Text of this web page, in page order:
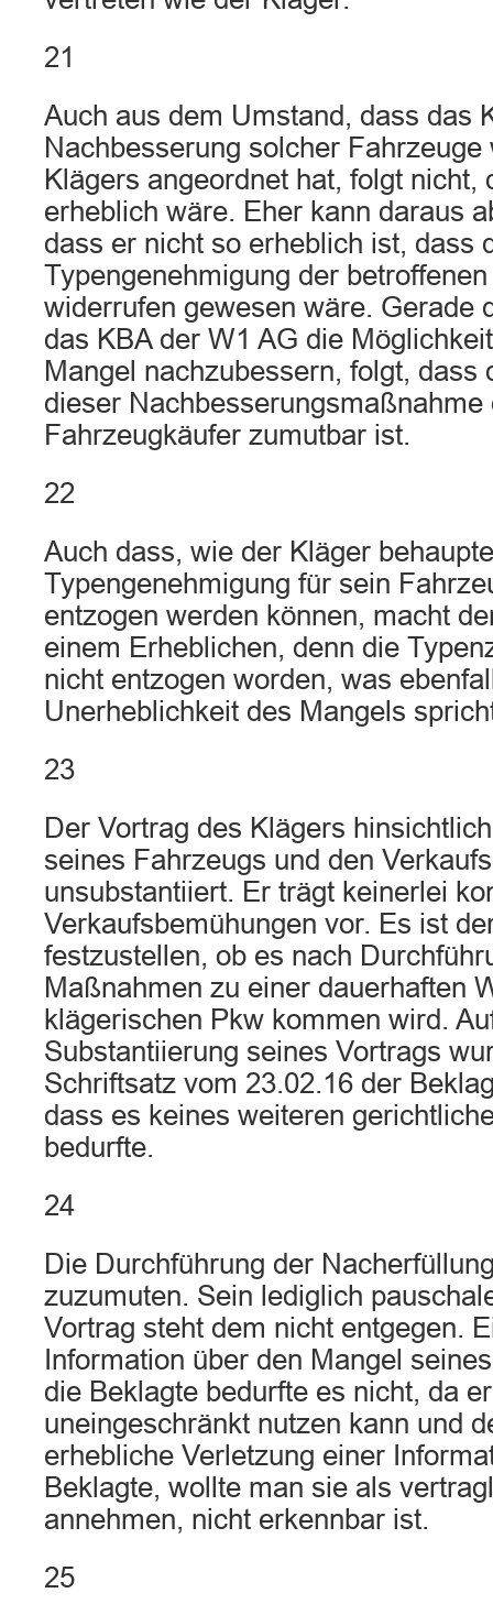
21
Auch aus dem Umstand, dass das
Nachbesserung solcher Fahrzeuge
Klägers angeordnet hat, folgt nicht,
erheblich wäre. Eher kann daraus
dass er nicht so erheblich ist, dass
Typengenehmigung der
widerrufen gewesen wäre. Gerade
das KBA der W1 AG die
Mangel nachzubessern, folgt, dass
dieser Nachbesserungsmaßnahme
Fahrzeugkäufer zumutbar ist.
22
Auch dass, wie der Kläger
Typengenehmigung für sein
entzogen werden können, macht
einem Erheblichen, denn die
nicht entzogen worden, was
Unerheblichkeit des Mangels
23
Der Vortrag des Klägers
seines Fahrzeugs und den
unsubstantiiert. Er trägt keinerlei
Verkaufsbemühungen vor. Es ist
festzustellen, ob es nach
Maßnahmen zu einer dauerhaften
klägerischen Pkw kommen wird.
Substantiierung seines Vortrags
Schriftsatz vom 23.02.16 der
dass es keines weiteren
bedurfte.
24
Die Durchführung der
zuzumuten. Sein lediglich
Vortrag steht dem nicht entgegen.
Information über den Mangel
die Beklagte bedurfte es nicht, da
uneingeschränkt nutzen kann und
erhebliche Verletzung einer
Beklagte, wollte man sie als
annehmen, nicht erkennbar ist.
25